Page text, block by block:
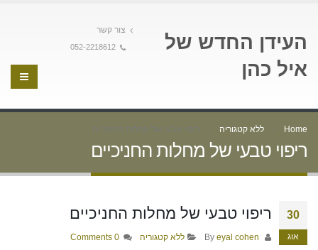
העידן החדש של
איל כהן
צור קשר
052-2218612
Home ללא קטגוריה ריפוי טבעי של מחלות החניכיים
ריפוי טבעי של מחלות החניכיים
30
אוג
ריפוי טבעי של מחלות החניכיים
eyal cohen ללא קטגוריה 0 Comments